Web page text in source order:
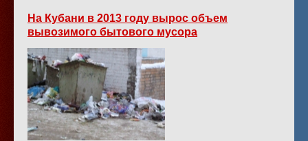
На Кубани в 2013 году вырос объем
вывозимого бытового мусора